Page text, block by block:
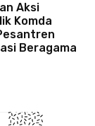
Aksi
Komda
Beragama